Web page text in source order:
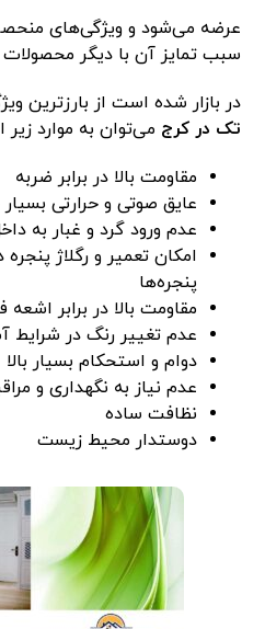
عرضه می‌شود و ویژگی‌های منحصر
سبب تمایز آن با دیگر محصولات
در بازار شده است از بارزترین
تک در کرج می‌توان به موارد زیر
مقاومت بالا در برابر ضربه
عایق صوتی و حرارتی
عدم ورود گرد و غبار به
امکان تعمیر و رگلاژ
پنجره‌ها
مقاومت بالا در برابر اشعه
عدم تغییر رنگ در شرایط
دوام و استحکام بسیار بالا
عدم نیاز به نگهداری و
نظافت ساده
دوستدار محیط زیست